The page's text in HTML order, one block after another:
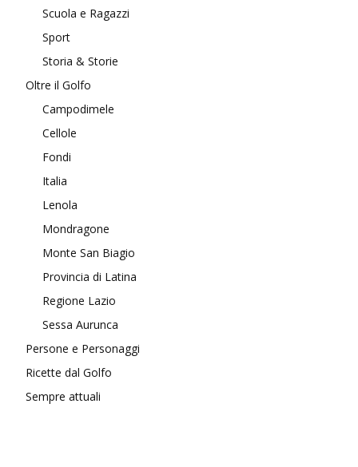
Scuola e Ragazzi
Sport
Storia & Storie
Oltre il Golfo
Campodimele
Cellole
Fondi
Italia
Lenola
Mondragone
Monte San Biagio
Provincia di Latina
Regione Lazio
Sessa Aurunca
Persone e Personaggi
Ricette dal Golfo
Sempre attuali